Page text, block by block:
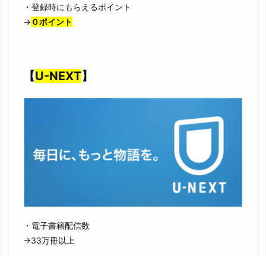
・登録時にもらえるポイント
→ ０ポイント
【U-NEXT】
・電子書籍配信数
→33万冊以上